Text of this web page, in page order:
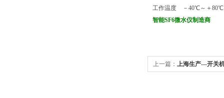
工作温度 －40℃～＋80℃
智能SF6微水仪制造商
上一篇： 上海生产---开关